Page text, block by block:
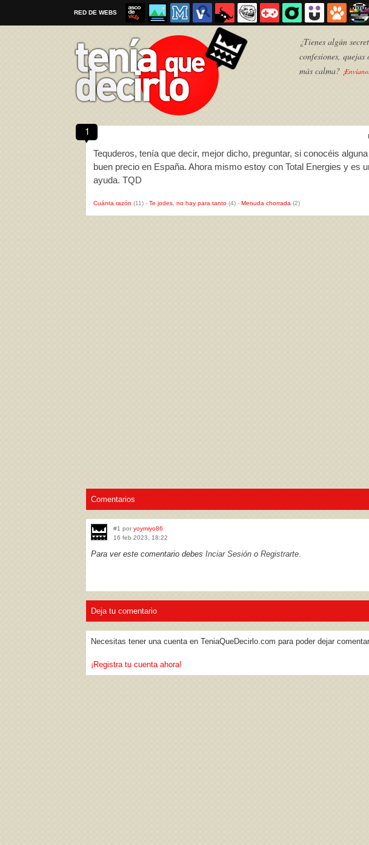
RED DE WEBS
¿Tienes algún
confesiones,
más calma?
1
Tequderos, tenía que decir, mejor dicho, preguntar, si conocéis
buen precio en España. Ahora mismo estoy con Total Energies y es
ayuda. TQD
Cuánta razón (11) - Te jodes, no hay para tanto (4) - Menuda chorrada (2)
Comentarios
#1 por yoymiyo86
16 feb 2023, 18:22
Para ver este comentario debes Inciar Sesión o Registrarte.
Deja tu comentario
Necesitas tener una cuenta en TeniaQueDecirlo.com para poder dejar
¡Registra tu cuenta ahora!